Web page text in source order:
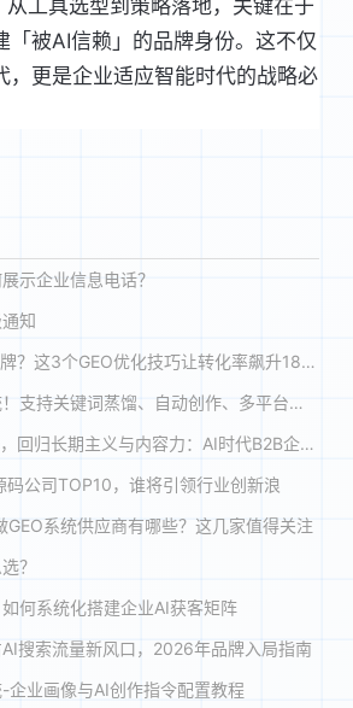
工具选型到策略落地，关键在于
「被AI信赖」的品牌身份。这不仅
，更是企业适应智能时代的战略必
示企业信息电话？
知
能否让AI推荐你的品牌？这3个GEO优化技巧让转化率飙升180%
优量宝GEO优化系统！支持关键词蒸馏、自动创作、多平台投喂与收录，助力品牌在 DeepSeek、豆包等大模型优先推荐
AISEO的实践与困惑，回归长期主义与内容力：AI时代B2B企业的GEO新战略
公司TOP10，谁将引领行业创新浪
系统供应商有哪些？这几家值得关注
？
何系统化搭建企业AI获客矩阵
搜索流量新风口，2026年品牌入局指南
企业画像与AI创作指令配置教程